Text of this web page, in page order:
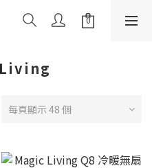
每頁顯示 48 個